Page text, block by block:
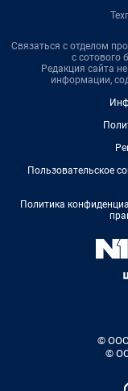
Связаться с отделом
с сотового
Редакция сайта
информации,
Пользовательское
Политика
© ООО
©